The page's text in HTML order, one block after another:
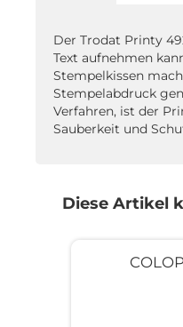
Der Trodat Printy
Text aufnehmen
Stempelkissen
Stempelabdruck
Verfahren, ist der
Sauberkeit und
Diese Artikel